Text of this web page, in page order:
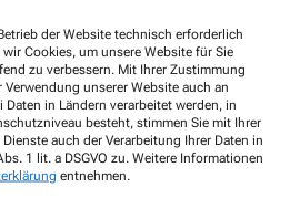
der Website technisch erforderlich
Cookies, um unsere Website für Sie
zu verbessern. Mit Ihrer Zustimmung
unserer Website auch an
in Ländern verarbeitet werden, in
besteht, stimmen Sie mit Ihrer
auch der Verarbeitung Ihrer Daten in
1 lit. a DSGVO zu. Weitere Informationen
entnehmen.
Azure Sites. This is your first
start writing!